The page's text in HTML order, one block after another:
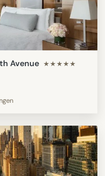
Avenue ★★★★★